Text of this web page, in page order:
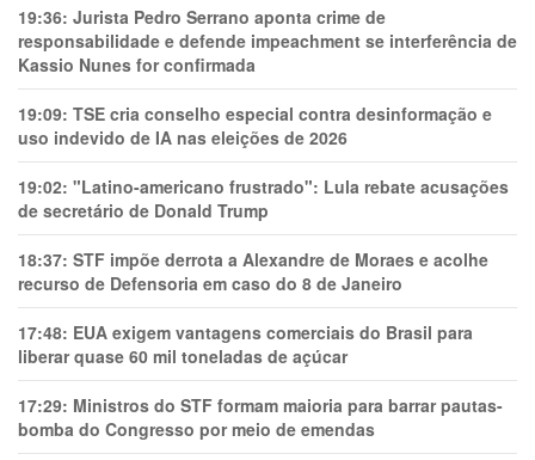
19:36: Jurista Pedro Serrano aponta crime de
responsabilidade e defende impeachment se interferência de
Kassio Nunes for confirmada
19:09: TSE cria conselho especial contra desinformação e
uso indevido de IA nas eleições de 2026
19:02: "Latino-americano frustrado": Lula rebate acusações
de secretário de Donald Trump
18:37: STF impõe derrota a Alexandre de Moraes e acolhe
recurso de Defensoria em caso do 8 de Janeiro
17:48: EUA exigem vantagens comerciais do Brasil para
liberar quase 60 mil toneladas de açúcar
17:29: Ministros do STF formam maioria para barrar pautas-
bomba do Congresso por meio de emendas